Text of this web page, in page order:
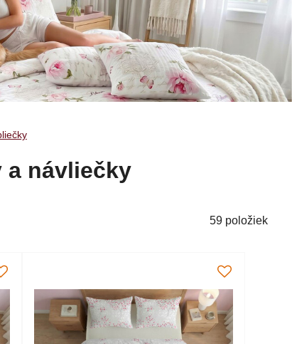
a návliečky
59 položiek